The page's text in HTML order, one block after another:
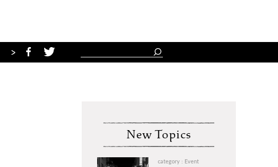
Looks
>
New Topics
category : Event